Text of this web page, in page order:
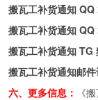
搬瓦工补货通知 QQ
搬瓦工补货通知 QQ
搬瓦工补货通知 TG
搬瓦工补货通知邮
六、更多信息：
《